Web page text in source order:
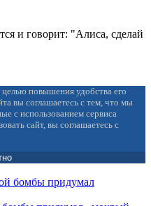
и говорит: "Алиса, сделай
повышения удобства его
вы соглашаетесь с тем, что мы
с использованием сервиса
сайт, вы соглашаетесь с